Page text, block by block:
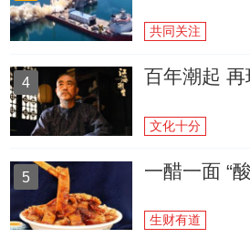
共同关注
4 百年潮起
文化十分
5 一醋一面 “
生财有道